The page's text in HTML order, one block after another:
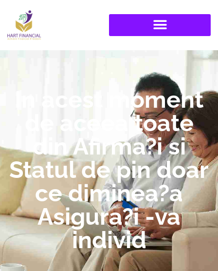
In acest moment
de aceea toate
din Afirma?i si
Statul de pin doar
ce diminea?a
Asigura?i -va
individ